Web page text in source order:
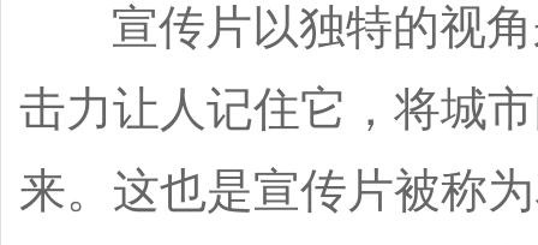
宣传片以独特的视角
击力让人记住它，将城
来。这也是宣传片被称